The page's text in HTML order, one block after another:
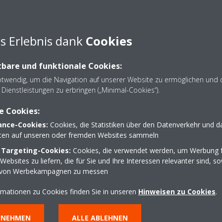
erfolgt per Registrierung zum Daikin Newsletter via
Instagram. Die Teilnahme an der Verlosung setzt die korrekte
viawww.daikin.at/win
Beitrag liken (Instagram und/oder Facebook)
(Facebook oder Instagram) folgen bzw. liken
nach Ablauf des Durchführungszeitraumes unter Ausschluss der
E-Mail von marketing@daikin.atinformiert. Gewinner:innen
und Adressdaten per E-Mail an Daikin Airconditioning
nicht bestätigen, verfällt ihr Anspruch auf den Gewinn
Eine Verpflichtung zur Annahme des Gewinnes besteht nicht.
Erlebnis dank Cookies
und funktionale Cookies:
um die Navigation auf unserer Website zu ermöglichen und
zu erbringen („Minimal-Cookies“).
Cookies:
Cookies: Cookies, die Statistiken über den Datenverkehr und
auf unseren oder fremden Websites sammeln
Cookies: Cookies, die verwendet werden, um Werbung
zu liefern, die für Sie und Ihre Interessen relevanter sind,
Werbekampagnen zu messen
zu Cookies finden Sie in unseren Hinweisen zu Cookies.
ALLE ABLEHNEN